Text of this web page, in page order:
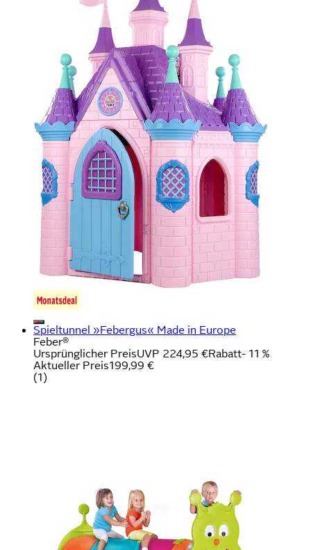
Spieltunnel »Febergus« Made in Europe
Feber®
Ursprünglicher PreisUVP 224,95 €Rabatt- 11 %
Aktueller Preis199,99 €
(1)